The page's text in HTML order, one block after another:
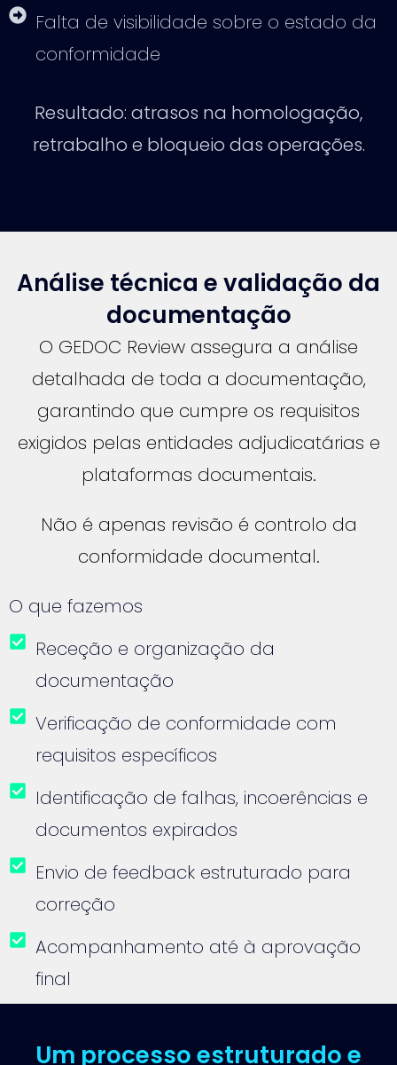
Falta de visibilidade sobre o estado da
conformidade
Resultado: atrasos na homologação,
retrabalho e bloqueio das operações.
Análise técnica e validação da
documentação
O GEDOC Review assegura a análise
detalhada de toda a documentação,
garantindo que cumpre os requisitos
exigidos pelas entidades adjudicatárias e
plataformas documentais.
Não é apenas revisão é controlo da
conformidade documental.
O que fazemos
Receção e organização da
documentação
Verificação de conformidade com
requisitos específicos
Identificação de falhas, incoerências e
documentos expirados
Envio de feedback estruturado para
correção
Acompanhamento até à aprovação
final
Um processo estruturado e